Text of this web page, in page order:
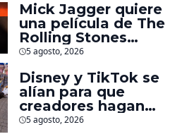
Mick Jagger quiere
una película de The
Rolling Stones
inspirado por los
Beatles
5 agosto, 2026
Disney y TikTok se
alían para que
creadores hagan
videos con
5 agosto, 2026